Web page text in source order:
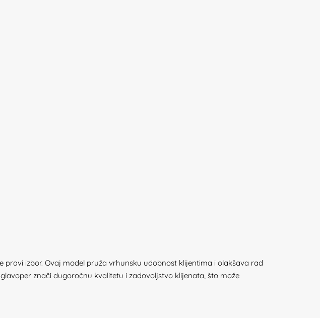
izbor. Ovaj model pruža vrhunsku udobnost klijentima i olakšava rad
znači dugoročnu kvalitetu i zadovoljstvo klijenata, što može